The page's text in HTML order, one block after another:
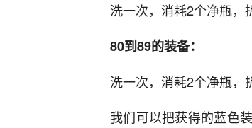
洗一次，消耗2个净瓶，
80到89的装备：
洗一次，消耗2个净瓶，
我们可以把获得的蓝色